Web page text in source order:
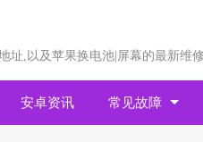
址,以及苹果换电池|屏幕的最新维
安卓资讯 常见故障